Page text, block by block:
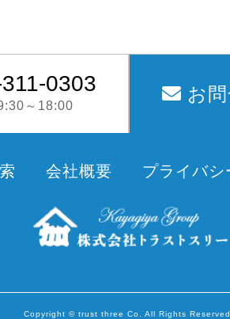
0303
～18:00
お
会社概要 プライバ
Copyright © trust three Co. All Rights